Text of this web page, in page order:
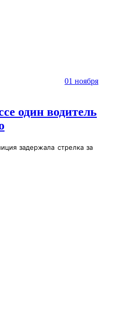
01 ноября
один водитель
задержала стрелка за